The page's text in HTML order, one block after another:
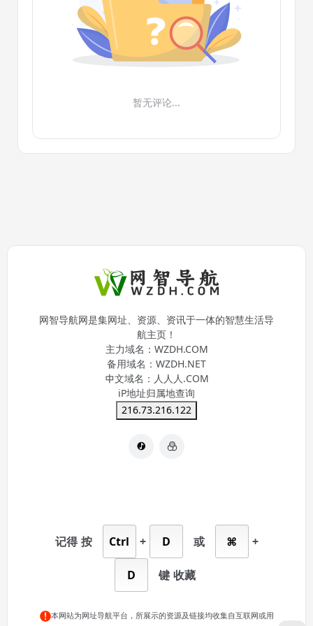
暂无评论...
网智导航网是集网址、资源、资讯于一体的智慧生活导
航主页！
主力域名： WZDH.COM
备用域名： WZDH.NET
中文域名： 人人人.COM
iP地址归属地查询
216.73.216.122
记得 按 Ctrl + D 或 ⌘ +
D 键 收藏
本网站为网址导航平台，所展示的资源及链接均收集自互联网或用